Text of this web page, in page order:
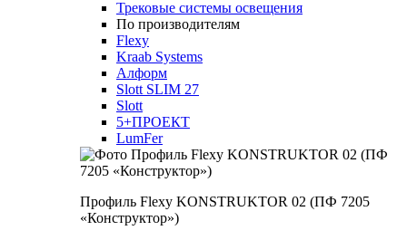
Трековые системы освещения
По производителям
Flexy
Kraab Systems
Алформ
Slott SLIM 27
Slott
5+ПРОЕКТ
LumFer
Профиль Flexy KONSTRUKTOR 02 (ПФ 7205
«Конструктор»)